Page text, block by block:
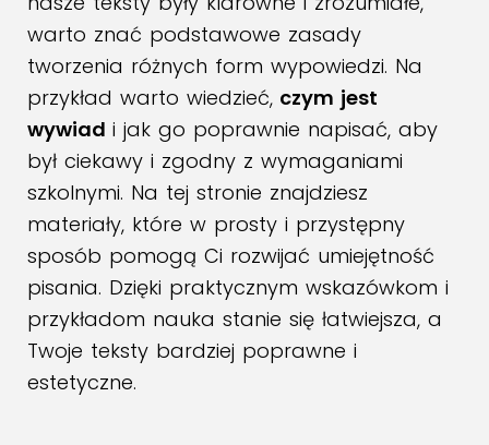
warto znać podstawowe zasady
tworzenia różnych form wypowiedzi. Na
przykład warto wiedzieć, czym jest
wywiad i jak go poprawnie napisać, aby
był ciekawy i zgodny z wymaganiami
szkolnymi. Na tej stronie znajdziesz
materiały, które w prosty i przystępny
sposób pomogą Ci rozwijać umiejętność
pisania. Dzięki praktycznym wskazówkom i
przykładom nauka stanie się łatwiejsza, a
Twoje teksty bardziej poprawne i
estetyczne.